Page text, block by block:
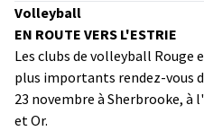
Volleyball
EN ROUTE VERS L'ESTRIE
Les clubs de volleyball Rouge
plus importants rendez-vous
23 novembre à Sherbrooke,
et Or.